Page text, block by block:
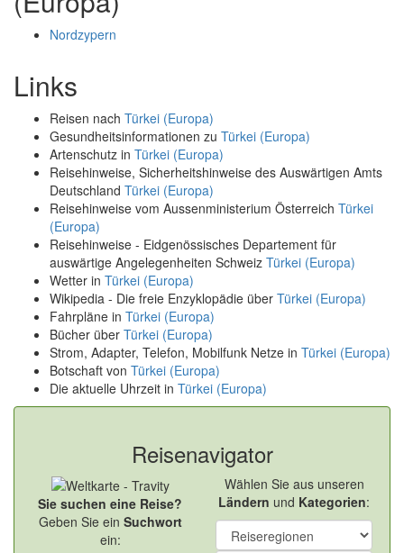
Nordzypern
Links
Reisen nach Türkei (Europa)
Gesundheitsinformationen zu Türkei (Europa)
Artenschutz in Türkei (Europa)
Reisehinweise, Sicherheitshinweise des Auswärtigen Amts
Deutschland Türkei (Europa)
Reisehinweise vom Aussenministerium Österreich Türkei
(Europa)
Reisehinweise - Eidgenössisches Departement für
auswärtige Angelegenheiten Schweiz Türkei (Europa)
Wetter in Türkei (Europa)
Wikipedia - Die freie Enzyklopädie über Türkei (Europa)
Fahrpläne in Türkei (Europa)
Bücher über Türkei (Europa)
Strom, Adapter, Telefon, Mobilfunk Netze in Türkei (Europa)
Botschaft von Türkei (Europa)
Die aktuelle Uhrzeit in Türkei (Europa)
Reisenavigator
Sie suchen eine Reise?
Geben Sie ein Suchwort
ein:
Wählen Sie aus unseren
Ländern und Kategorien: